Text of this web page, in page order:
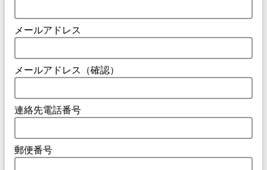
メールアドレス
メールアドレス（確認）
連絡先電話番号
郵便番号